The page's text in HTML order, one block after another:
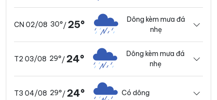
CN 02/08 30°/ 25°
Dông kèm mưa đá
nhẹ
T2 03/08 29°/ 24°
Dông kèm mưa đá
nhẹ
T3 04/08 29°/ 24° Có dông